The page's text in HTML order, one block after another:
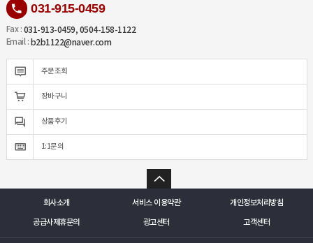
031-915-0459
Fax : 031-913-0459, 0504-158-1122
Email : b2b1122@naver.com
주문조회
장바구니
상품후기
1:1문의
회사소개 서비스 이용약관 개인정보처리방침
공급사제휴문의 광고센터 고객센터